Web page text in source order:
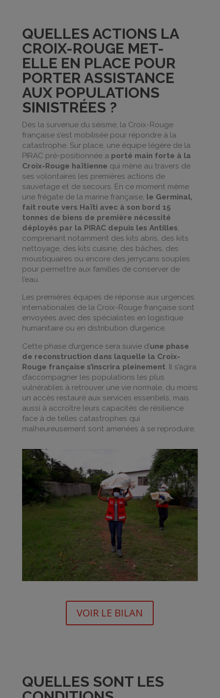
QUELLES ACTIONS LA
CROIX-ROUGE MET-
ELLE EN PLACE POUR
PORTER ASSISTANCE
AUX POPULATIONS
SINISTRÉES ?
Dès la survenue du séisme, la Croix-Rouge
française s’est mobilisée pour répondre à la
catastrophe. Sur place, une équipe légère de la
PIRAC pré-positionnée a porté main forte à la
Croix-Rouge haïtienne qui mène au travers de
ses volontaires les premières actions de
sauvetage et de secours. En ce moment même
une frégate de la marine française, le Germinal,
fait route vers Haïti avec à son bord 15
tonnes de biens de première nécessité
déployés par la PIRAC depuis les Antilles,
comprenant notamment des kits abris, des kits
nettoyage, des kits cuisine, des bâches, des
moustiquaires ou encore des jerrycans souples
pour permettre aux familles de conserver de
l’eau.
Les premières équipes de réponse aux urgences
internationales de la Croix-Rouge française sont
envoyées avec des spécialistes en logistique
humanitaire ou en distribution d’urgence.
Cette phase d’urgence sera suivie d’une phase
de reconstruction dans laquelle la Croix-
Rouge française s’inscrira pleinement. Il s’agira
d’accompagner les populations les plus
vulnérables à retrouver une vie normale, du moins
un accès restauré aux services essentiels, mais
aussi à accroître leurs capacités de résilience
face à de telles catastrophes qui
malheureusement sont amenées à se reproduire.
VOIR LE BILAN
QUELLES SONT LES